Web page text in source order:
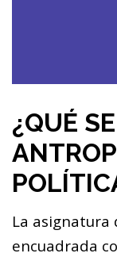
¿QUÉ
La asignatura
encuadrada